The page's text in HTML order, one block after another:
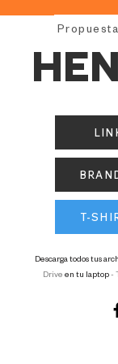
T-
Descarga todos tus
Drive en tu laptop-